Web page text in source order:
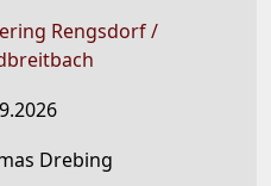
Rengsdorf /
Drebing